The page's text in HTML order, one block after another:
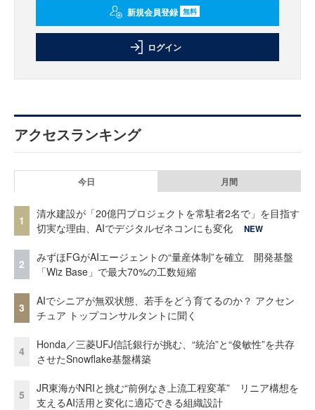
新規会員登録 無料
ログイン
アクセスランキング
今日 月間
1
清水建設が「20億円プロジェクトを常駐者2名で」を目指す
切実な理由、AIでデジタルゼネコンにも変化
NEW
2
みずほFGがAIエージェントの“量産体制”を確立 開発基盤
「Wiz Base」で最大70%の工数短縮
3
AIでシニアが無双状態、若手をどう育てるのか？ アクセン
チュア トップコンサルタントに聞く
4
Honda／三菱UFJ信託銀行が挑む、“統治”と“俊敏性”を共存
させたSnowflake基盤構築
5
JR東海がNRIと挑む“前例なき上流工程変革” リニア構想を
支えるAI活用と変化に適応できる組織設計